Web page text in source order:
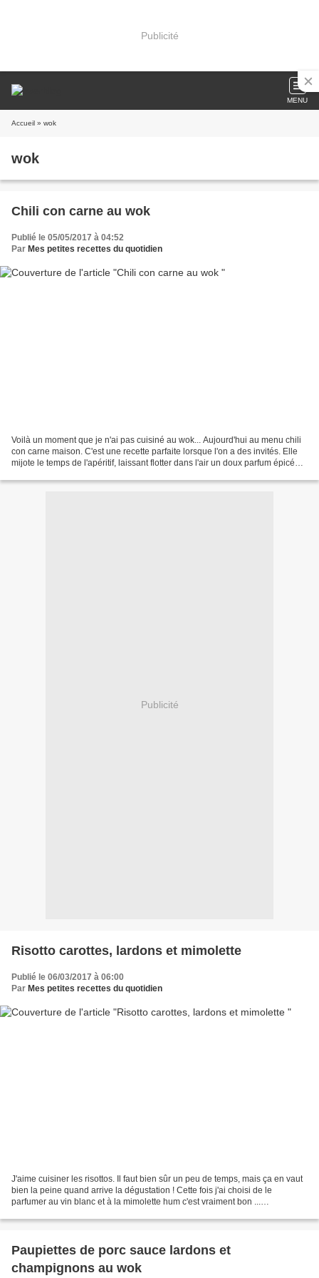
Publicité
MENU
Accueil » wok
wok
Chili con carne au wok
Publié le 05/05/2017 à 04:52
Par Mes petites recettes du quotidien
Voilà un moment que je n'ai pas cuisiné au wok... Aujourd'hui au menu chili
con carne maison. C'est une recette parfaite lorsque l'on a des invités. Elle
mijote le temps de l'apéritif, laissant flotter dans l'air un doux parfum épicé
Publicité
Risotto carottes, lardons et mimolette
Publié le 06/03/2017 à 06:00
Par Mes petites recettes du quotidien
J'aime cuisiner les risottos. Il faut bien sûr un peu de temps, mais ça en vaut
bien la peine quand arrive la dégustation ! Cette fois j'ai choisi de le
parfumer au vin blanc et à la mimolette hum c'est vraiment bon ...
Paupiettes de porc sauce lardons et
champignons au wok